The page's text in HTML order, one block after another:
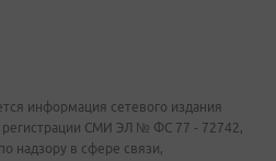
информация сетевого издания
регистрации СМИ ЭЛ № ФС 77 - 72742,
надзору в сфере связи,